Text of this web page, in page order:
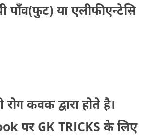
पाँव(फुट) या एलीफीएन्टेसि
कवक द्वारा होते है।
पर GK TRICKS के लिए